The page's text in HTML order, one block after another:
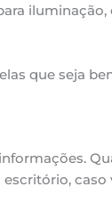
que seja